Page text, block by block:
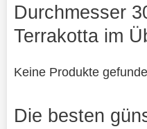
Durchmesser
Terrakotta im
Keine Produkte
Die besten